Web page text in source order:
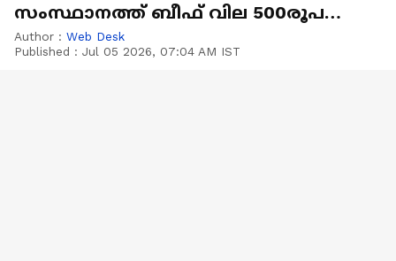
സംസ്ഥാനത്ത് ബീഫ് വില 500രൂപ
കടക്കുമോ?
Author : Web Desk
Published : Jul 05 2026, 07:04 AM IST